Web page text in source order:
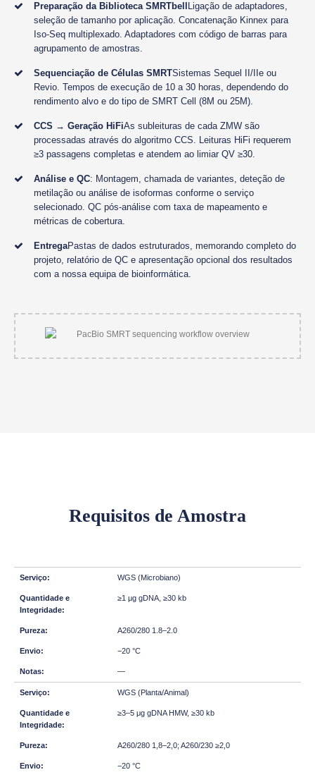
Preparação da Biblioteca SMRTbell
Ligação de adaptadores,
seleção de tamanho por aplicação. Concatenação Kinnex para
Iso-Seq multiplexado. Adaptadores com código de barras para
agrupamento de amostras.
Sequenciação de Células SMRTSistemas Sequel II/IIe ou
Revio. Tempos de execução de 10 a 30 horas, dependendo do
rendimento alvo e do tipo de SMRT Cell (8M ou 25M).
CCS → Geração HiFiAs subleituras de cada ZMW são
processadas através do algoritmo CCS. Leituras HiFi requerem
≥3 passagens completas e atendem ao limiar QV ≥30.
Análise e QC: Montagem, chamada de variantes, deteção de
metilação ou análise de isoformas conforme o serviço
selecionado. QC pós-análise com taxa de mapeamento e
métricas de cobertura.
EntregaPastas de dados estruturados, memorando completo do
projeto, relatório de QC e apresentação opcional dos resultados
com a nossa equipa de bioinformática.
Requisitos de Amostra
WGS (Microbiano)
≥1 μg gDNA, ≥30 kb
A260/280 1.8–2.0
−20 °C
—
WGS (Planta/Animal)
≥3–5 μg gDNA HMW, ≥30 kb
A260/280 1,8–2,0; A260/230 ≥2,0
−20 °C